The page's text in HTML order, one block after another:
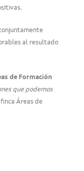
al resultado
de Formación
que podemos
Áreas de